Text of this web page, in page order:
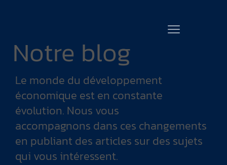
Notre blog
Le monde du développement
économique est en constante
évolution. Nous vous
accompagnons dans ces changements
en publiant des articles sur des sujets
qui vous intéressent.